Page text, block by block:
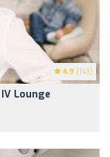
4.9 (143)
Lounge